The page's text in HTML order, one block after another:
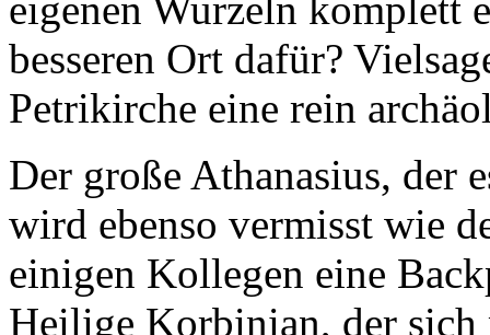
eigenen Wurzeln komplett
besseren Ort dafür?
Petrikirche eine rein
Der große Athanasius, der
wird ebenso vermisst wie
einigen Kollegen eine
Heilige Korbinian, der